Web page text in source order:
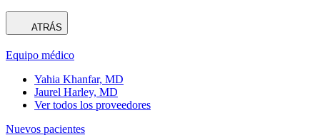
ATRÁS
Equipo médico
Yahia Khanfar, MD
Jaurel Harley, MD
Ver todos los proveedores
Nuevos pacientes